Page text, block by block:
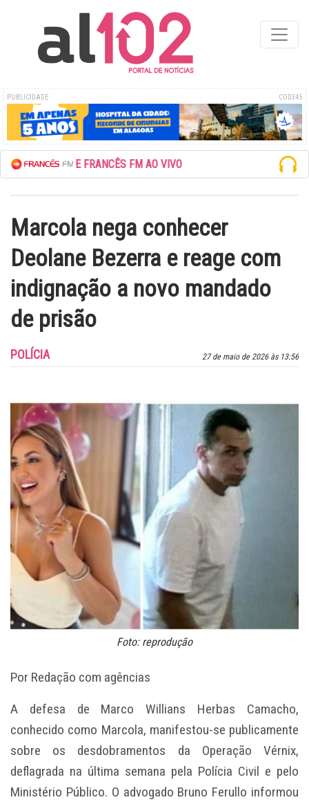
PUBLICIDADE COD345
A REDE FRANCÊS FM AO VIVO
Marcola nega conhecer
Deolane Bezerra e reage com
indignação a novo mandado
de prisão
27 de maio de 2026 às 13:56
POLÍCIA
Foto: reprodução
Por Redação com agências
A defesa de Marco Willians Herbas Camacho,
conhecido como Marcola, manifestou-se publicamente
sobre os desdobramentos da Operação Vérnix,
deflagrada na última semana pela Polícia Civil e pelo
Ministério Público. O advogado Bruno Ferullo informou